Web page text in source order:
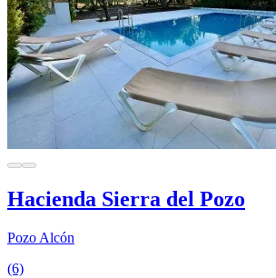
Hacienda Sierra del Pozo
Pozo Alcón
(6)